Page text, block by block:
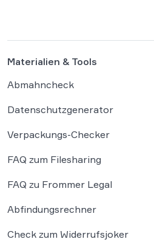
Materialien & Tools
Abmahncheck
Datenschutzgenerator
Verpackungs-Checker
FAQ zum Filesharing
FAQ zu Frommer Legal
Abfindungsrechner
Check zum Widerrufsjoker